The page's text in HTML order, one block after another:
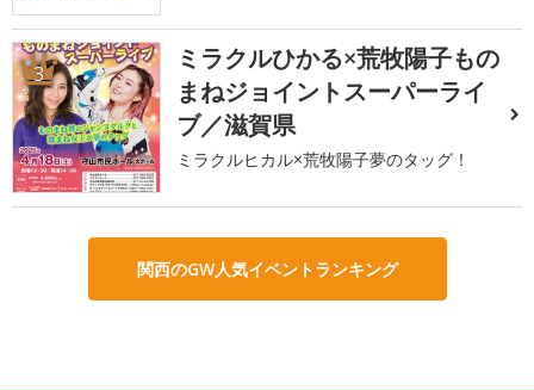
3
ミラクルひかる×荒牧陽子もの
まねジョイントスーパーライ
ブ／滋賀県
ミラクルヒカル×荒牧陽子夢のタッグ！
関西のGW人気イベントランキング